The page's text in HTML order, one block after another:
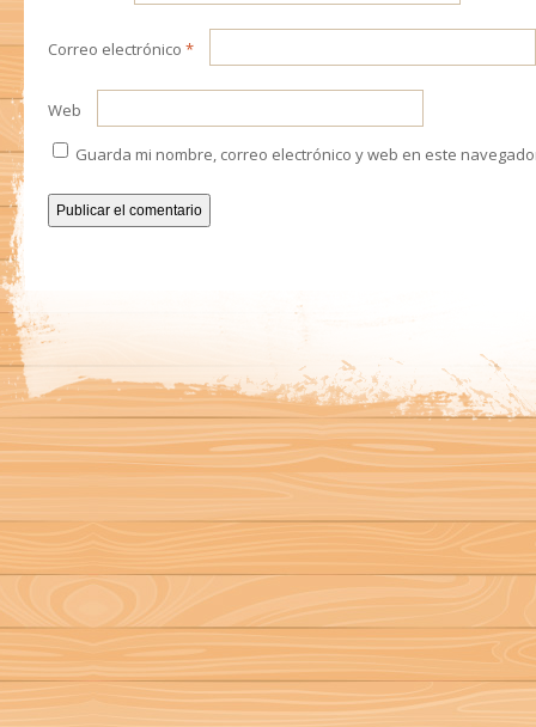
Correo electrónico *
Web
Guarda mi nombre, correo electrónico y web en este